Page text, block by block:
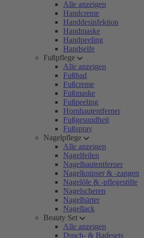
Alle anzeigen
Handcreme
Handdesinfektion
Handmaske
Handpeeling
Handseife
Fußpflege
Alle anzeigen
Fußbad
Fußcreme
Fußmaske
Fußpeeling
Hornhautentferner
Fußgesundheit
Fußspray
Nagelpflege
Alle anzeigen
Nagelfeilen
Nagelhautentferner
Nagelknipser & -zangen
Nagelöle & -pflegestifte
Nagelscheren
Nagelhärter
Nagellack
Beauty Set
Alle anzeigen
Dusch- & Badesets